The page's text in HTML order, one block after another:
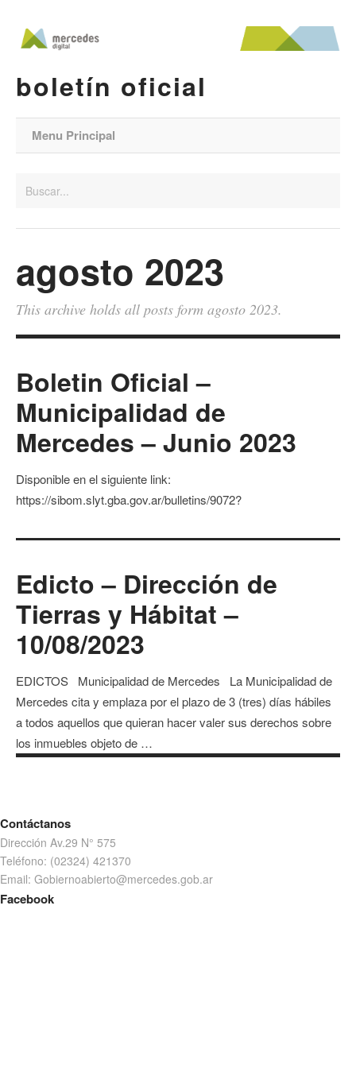
boletín oficial
Menu Principal
agosto 2023
This archive holds all posts form agosto 2023.
Boletin Oficial –
Municipalidad de
Mercedes – Junio 2023
Disponible en el siguiente link:
https://sibom.slyt.gba.gov.ar/bulletins/9072?
Edicto – Dirección de
Tierras y Hábitat –
10/08/2023
EDICTOS Municipalidad de Mercedes La Municipalidad de
Mercedes cita y emplaza por el plazo de 3 (tres) días hábiles
a todos aquellos que quieran hacer valer sus derechos sobre
los inmuebles objeto de …
Contáctanos
Dirección Av.29 N° 575
Teléfono: (02324) 421370
Email: Gobiernoabierto@mercedes.gob.ar
Facebook